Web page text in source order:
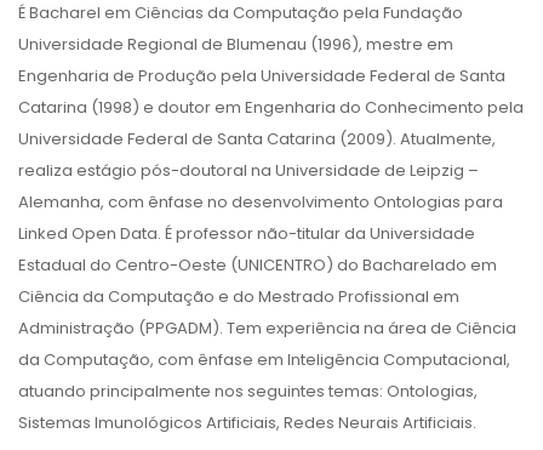
É Bacharel em Ciências da Computação pela Fundação
Universidade Regional de Blumenau (1996), mestre em
Engenharia de Produção pela Universidade Federal de Santa
Catarina (1998) e doutor em Engenharia do Conhecimento pela
Universidade Federal de Santa Catarina (2009). Atualmente,
realiza estágio pós-doutoral na Universidade de Leipzig –
Alemanha, com ênfase no desenvolvimento Ontologias para
Linked Open Data. É professor não-titular da Universidade
Estadual do Centro-Oeste (UNICENTRO) do Bacharelado em
Ciência da Computação e do Mestrado Profissional em
Administração (PPGADM). Tem experiência na área de Ciência
da Computação, com ênfase em Inteligência Computacional,
atuando principalmente nos seguintes temas: Ontologias,
Sistemas Imunológicos Artificiais, Redes Neurais Artificiais.